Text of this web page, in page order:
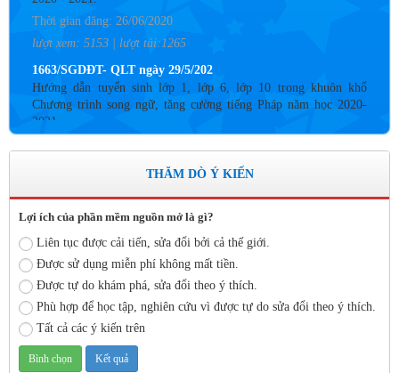
lượt xem: 5153 | lượt tải:1265
Hướng dẫn tuyển sinh lớp 1, lớp 6, lớp 10 trong khuôn khổ
Chương trình song ngữ, tăng cường tiếng Pháp năm học 2020-
2021
Thời gian đăng: 26/06/2020
lượt xem: 4183 | lượt tải:757
Số: 05 /KHCM - THVY NGÀY 10/9&
KẾ HOẠCH BỒI DƯỠNG VÀ PHÁT TRIỂN ĐỘI NGŨ NĂM
HỌC 2019- 2020
Thời gian đăng: 11/06/2020
lượt xem: 8574 | lượt tải:2796
Số: 03 /KH-THVY ngày 17/9�
KẾ HOẠCH CÔNG TÁC KIỂM TRA NỘI BỘ NĂM HỌC
2019– 2020
Thời gian đăng: 11/06/2020
lượt xem: 11743 | lượt tải:670
THĂM DÒ Ý KIẾN
Lợi ích của phần mềm nguồn mở là gì?
Liên tục được cải tiến, sửa đổi bởi cả thế giới.
Được sử dụng miễn phí không mất tiền.
Được tự do khám phá, sửa đổi theo ý thích.
Phù hợp để học tập, nghiên cứu vì được tự do sửa đổi theo ý thích.
Tất cả các ý kiến trên